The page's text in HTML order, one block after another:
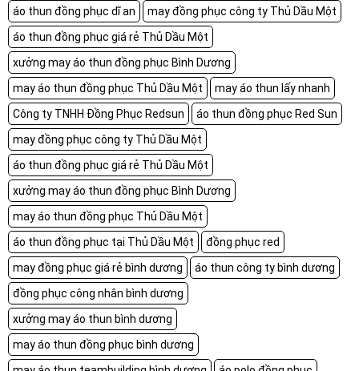
áo thun đồng phục dĩ an
may đồng phục công ty Thủ Dầu Một
áo thun đồng phục giá rẻ Thủ Dầu Một
xưởng may áo thun đồng phục Bình Dương
may áo thun đồng phục Thủ Dầu Một
may áo thun lấy nhanh
Công ty TNHH Đồng Phục Redsun
áo thun đồng phục Red Sun
may đồng phục công ty Thủ Dầu Một
áo thun đồng phục giá rẻ Thủ Dầu Một
xưởng may áo thun đồng phục Bình Dương
may áo thun đồng phục Thủ Dầu Một
áo thun đồng phục tại Thủ Dầu Một
đồng phục red
may đồng phục giá rẻ bình dương
áo thun công ty bình dương
đồng phục công nhân bình dương
xưởng may áo thun bình dương
may áo thun đồng phục bình dương